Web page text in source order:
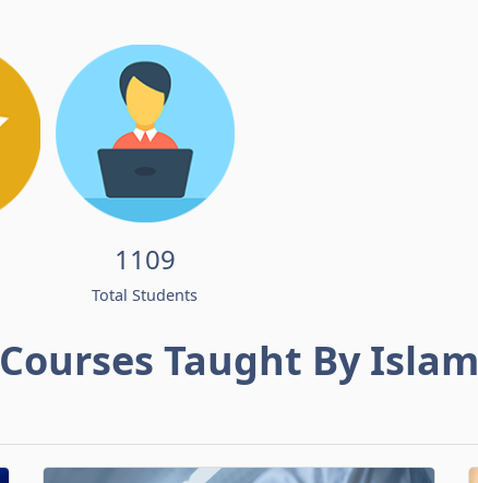
1109
Total Students
Courses Taught By Islam